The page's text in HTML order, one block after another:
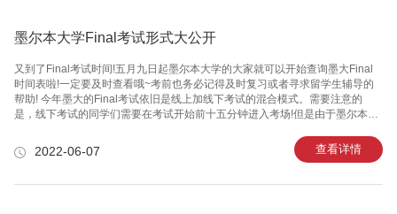
墨尔本大学Final考试形式大公开
又到了Final考试时间!五月九日起墨尔本大学的大家就可以开始查询墨大Final
时间表啦!一定要及时查看哦~考前也务必记得及时复习或者寻求留学生辅导的
帮助! 今年墨大的Final考试依旧是线上加线下考试的混合模式。需要注意的
是，线下考试的同学们需要在考试开始前十五分钟进入考场!但是由于墨尔本大
大家不要因为线上考试就放松警惕哦，在遇到困难的时候也可以及时寻求留学
生辅导的帮助或者求助于你的老师同学。 除去线下考试外，墨尔本大学的线上
和平常的weekly quiz十分相似。 2. LMS assignments：用于提交assignme
2022-06-07 查看详情